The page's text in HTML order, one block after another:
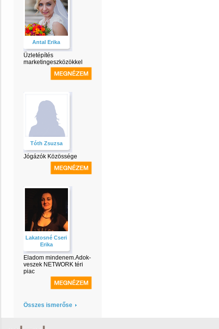
Antal Erika
Üzletépítés
marketingeszközökkel
Tóth Zsuzsa
Jógázók Közössége
Lakatosné Cseri
Erika
Eladom mindenem.Adok-
veszek NETWORK téri
piac
Összes ismerőse